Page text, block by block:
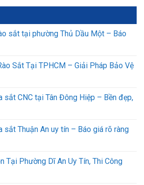
sắt tại phường Thủ Dầu Một – Báo
Sắt Tại TPHCM – Giải Pháp Bảo Vệ
sắt CNC tại Tân Đông Hiệp – Bền đẹp,
sắt Thuận An uy tín – Báo giá rõ ràng
Tại Phường Dĩ An Uy Tín, Thi Công